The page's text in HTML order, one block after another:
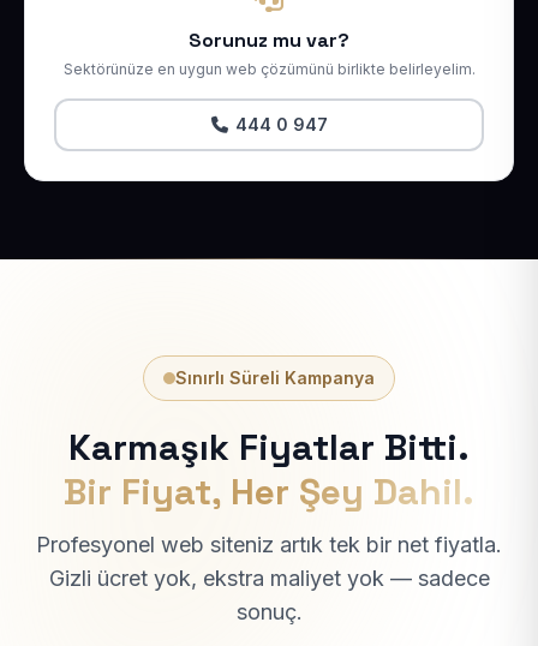
Sorunuz mu var?
Sektörünüze en uygun web çözümünü birlikte belirleyelim.
444 0 947
Sınırlı Süreli Kampanya
Karmaşık Fiyatlar Bitti.
Bir Fiyat, Her Şey Dahil.
Profesyonel web siteniz artık tek bir net fiyatla.
Gizli ücret yok, ekstra maliyet yok — sadece
sonuç.